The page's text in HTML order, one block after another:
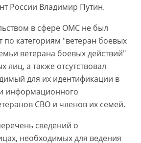
России Владимир Путин.
в сфере ОМС не был
по категориям "ветеран боевых
ветерана боевых действий"
лиц, а также отсутствовал
для их идентификации в
информационного
СВО и членов их семей.
сведений о
необходимых для ведения